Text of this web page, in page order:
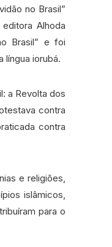
no Brasil”
Alhoda
Brasil” e foi
língua iorubá.
a Revolta dos
contra
contra
e religiões,
islâmicos,
para o